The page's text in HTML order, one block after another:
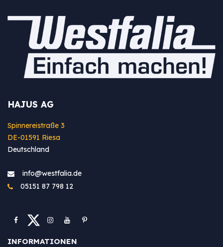
HAJUS AG
Spinnereistraße 3
DE-01591 Riesa
Deutschland
info@westfa​lia.de
05151 87 798 12
INFORMATIONEN